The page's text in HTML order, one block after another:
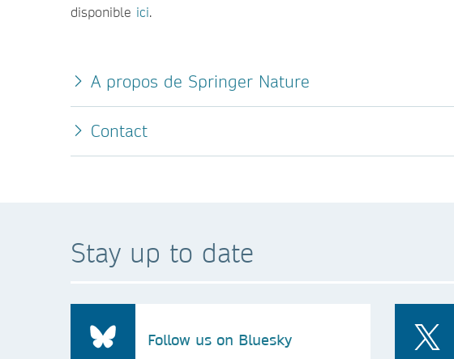
disponible ici.
A propos de Springer Nature
Contact
Stay up to date
Follow us on Bluesky